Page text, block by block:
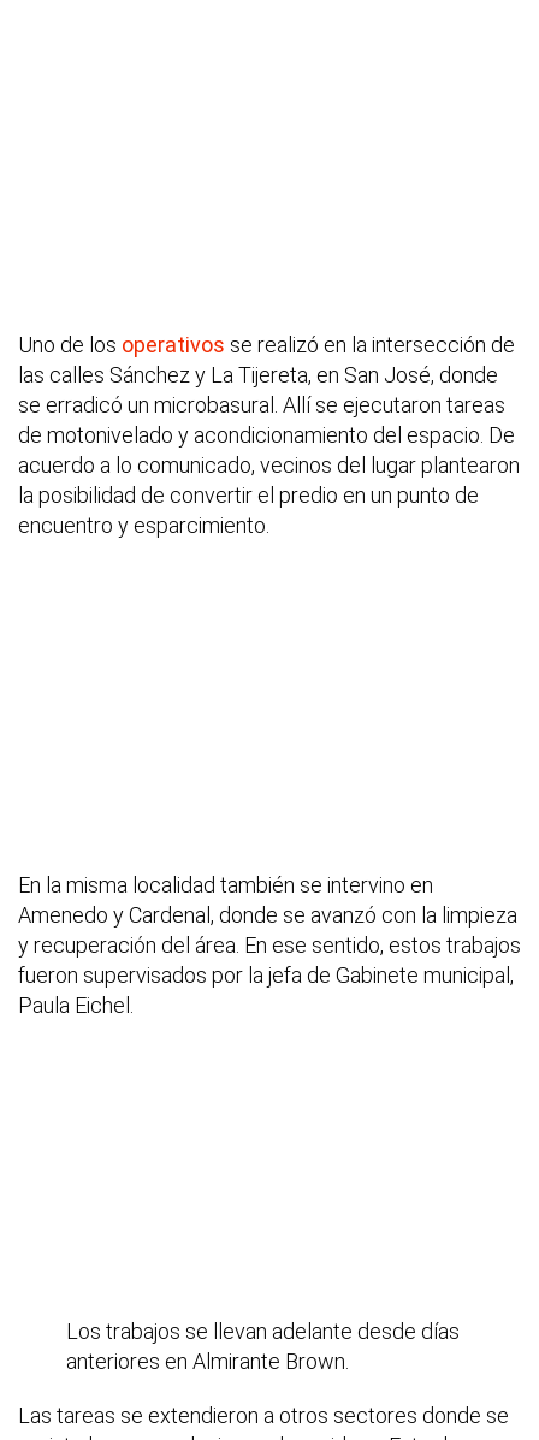
Uno de los operativos se realizó en la intersección de
las calles Sánchez y La Tijereta, en San José, donde
se erradicó un microbasural. Allí se ejecutaron tareas
de motonivelado y acondicionamiento del espacio. De
acuerdo a lo comunicado, vecinos del lugar plantearon
la posibilidad de convertir el predio en un punto de
encuentro y esparcimiento.
En la misma localidad también se intervino en
Amenedo y Cardenal, donde se avanzó con la limpieza
y recuperación del área. En ese sentido, estos trabajos
fueron supervisados por la jefa de Gabinete municipal,
Paula Eichel.
Los trabajos se llevan adelante desde días
anteriores en Almirante Brown.
Las tareas se extendieron a otros sectores donde se